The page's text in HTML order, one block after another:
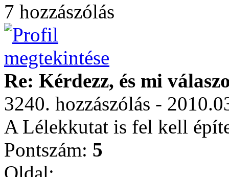
7 hozzászólás
Re: Kérdezz, és mi
3240. hozzászólás -
A Lélekkutat is fel kell
Pontszám: 5